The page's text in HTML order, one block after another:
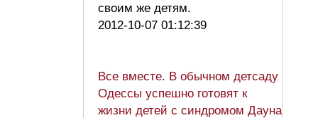
своим же детям.
2012-10-07 01:12:39
Все вместе. В обычном детсаду
Одессы успешно готовят к
жизни детей с синдромом Дауна